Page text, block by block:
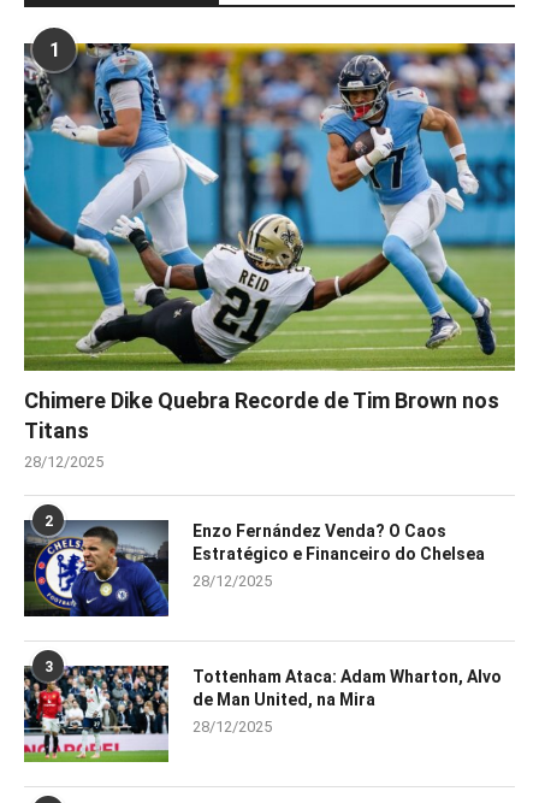
1
Chimere Dike Quebra Recorde de Tim Brown nos
Titans
28/12/2025
2
Enzo Fernández Venda? O Caos
Estratégico e Financeiro do Chelsea
28/12/2025
3
Tottenham Ataca: Adam Wharton, Alvo
de Man United, na Mira
28/12/2025